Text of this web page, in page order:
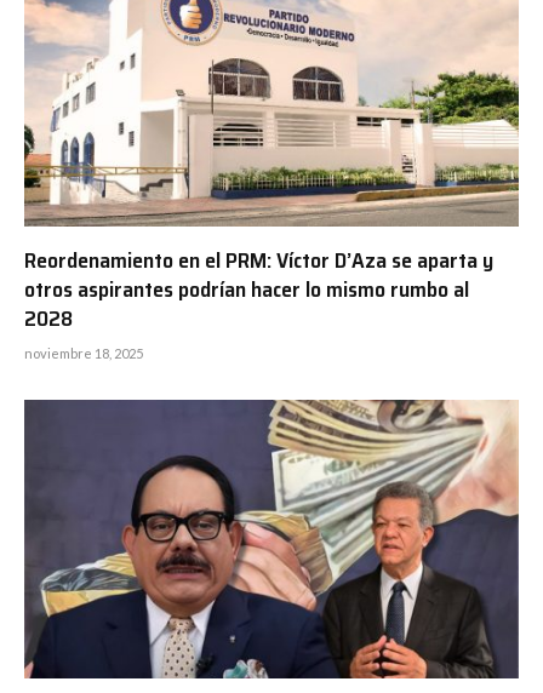
Reordenamiento en el PRM: Víctor D’Aza se aparta y
otros aspirantes podrían hacer lo mismo rumbo al
2028
noviembre 18, 2025